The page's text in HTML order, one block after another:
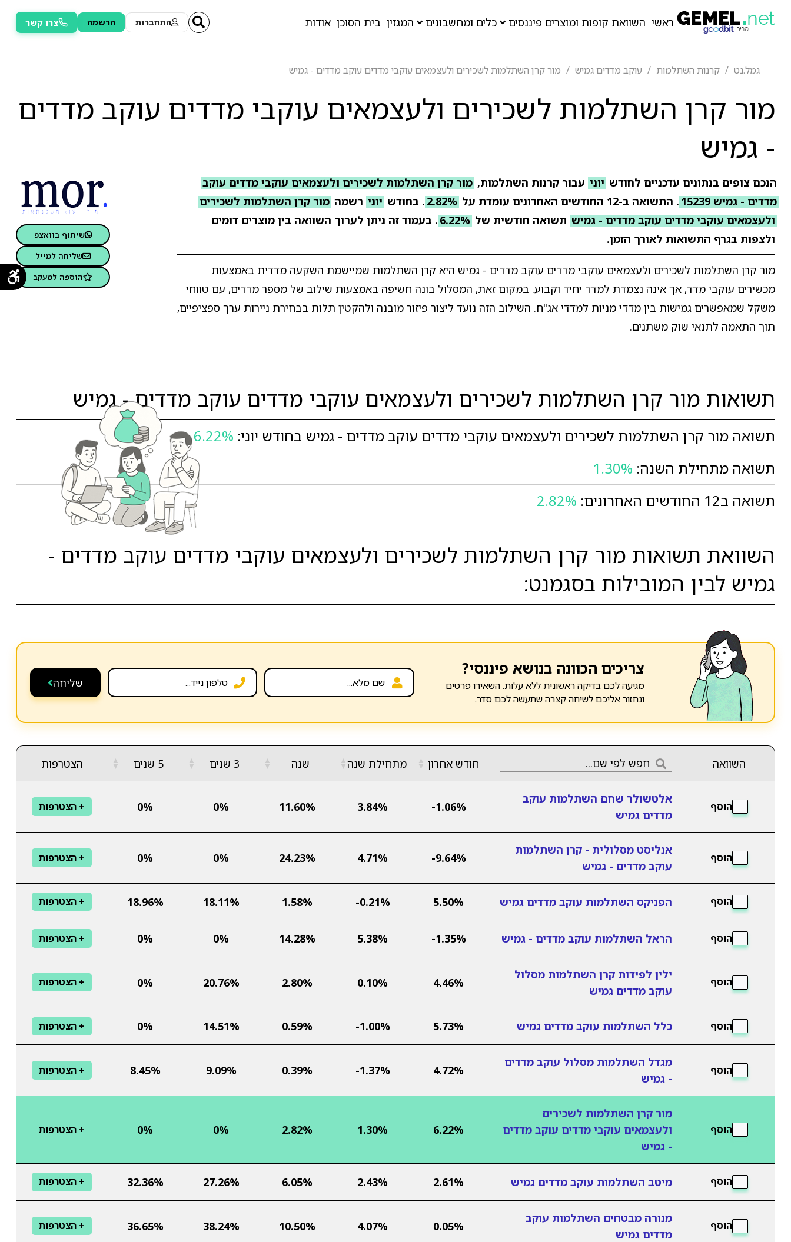
ראשי השוואת קופות ומוצרים פיננסים כלים ומחשבונים המגזין בית הסוכן אודות התחברות הרשמה צרו קשר
גמל.נט קרנות השתלמות עוקב מדדים גמיש מור קרן השתלמות לשכירים ולעצמאים עוקבי מדדים עוקב מדדים - גמיש
מור קרן השתלמות לשכירים ולעצמאים עוקבי מדדים עוקב מדדים
- גמיש
הנכם צופים בנתונים עדכניים לחודש יוני עבור קרנות השתלמות, מור קרן השתלמות לשכירים ולעצמאים עוקבי מדדים עוקב
מדדים - גמיש 15239
. התשואה ב-12 החודשים האחרונים עומדת על 2.82% . בחודש יוני רשמה מור קרן השתלמות לשכירים
ולעצמאים עוקבי מדדים עוקב מדדים - גמיש תשואה חודשית של 6.22% . בעמוד זה ניתן לערוך השוואה בין מוצרים דומים
ולצפות בגרף התשואות לאורך הזמן.
מור קרן השתלמות לשכירים ולעצמאים עוקבי מדדים עוקב מדדים - גמיש היא קרן השתלמות שמיישמת השקעה מדדית באמצעות
מכשירים עוקבי מדד, אך אינה נצמדת למדד יחיד וקבוע. במקום זאת, המסלול בונה חשיפה באמצעות שילוב של מספר מדדים, עם טווחי
משקל שמאפשרים גמישות בין מדדי מניות למדדי אג"ח. השילוב הזה נועד ליצור פיזור מובנה ולהקטין תלות בבחירת ניירות ערך ספציפיים,
תוך התאמה לתנאי שוק משתנים.
שיתוף בוואצפ
שליחה למייל
הוספה למעקב
תשואות מור קרן השתלמות לשכירים ולעצמאים עוקבי מדדים עוקב מדדים - גמיש
תשואה מור קרן השתלמות לשכירים ולעצמאים עוקבי מדדים עוקב מדדים - גמיש בחודש יוני: 6.22%
תשואה מתחילת השנה: 1.30%
תשואה ב12 החודשים האחרונים:
2.82%
השוואת תשואות מור קרן השתלמות לשכירים ולעצמאים עוקבי מדדים עוקב מדדים -
גמיש לבין המובילות בסגמנט:
צריכים הכוונה בנושא פיננסי?
מגיעה לכם בדיקה ראשונית ללא עלות. השאירו פרטים
ונחזור אליכם לשיחה קצרה שתעשה לכם סדר.
שליחה
השוואה חודש אחרון ▲
▼ מתחילת שנה▲
▼ שנה ▲
▼ 3 שנים ▲
▼ 5 שנים ▲
▼ הצטרפות
הוסף
אלטשולר שחם השתלמות עוקב
מדדים גמיש
-1.06%
3.84%
11.60%
0%
0% + הצטרפות
הוסף
אנליסט מסלולית - קרן השתלמות
עוקב מדדים - גמיש
-9.64%
4.71%
24.23%
0%
0% + הצטרפות
הוסף הפניקס השתלמות עוקב מדדים גמיש 5.50%
-0.21%
1.58%
18.11%
18.96% + הצטרפות
הוסף הראל השתלמות עוקב מדדים - גמיש -1.35%
5.38%
14.28%
0%
0% + הצטרפות
הוסף
ילין לפידות קרן השתלמות מסלול
עוקב מדדים גמיש
4.46%
0.10%
2.80%
20.76%
0% + הצטרפות
הוסף כלל השתלמות עוקב מדדים גמיש 5.73%
-1.00%
0.59%
14.51%
0% + הצטרפות
הוסף
מגדל השתלמות מסלול עוקב מדדים
- גמיש
4.72%
-1.37%
0.39%
9.09%
8.45% + הצטרפות
הוסף
מור קרן השתלמות לשכירים
ולעצמאים עוקבי מדדים עוקב מדדים
- גמיש
6.22%
1.30%
2.82%
0%
0% + הצטרפות
הוסף מיטב השתלמות עוקב מדדים גמיש 2.61%
2.43%
6.05%
27.26%
32.36% + הצטרפות
הוסף
מנורה מבטחים השתלמות עוקב
מדדים גמיש
0.05%
4.07%
10.50%
38.24%
36.65% + הצטרפות